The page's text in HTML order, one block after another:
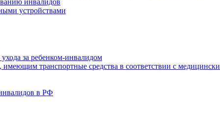
инвалидов
устройствами
за ребенком-инвалидом
транспортные средства в соответствии с
в РФ